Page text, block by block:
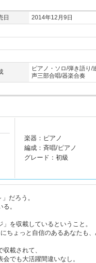
日
2014年12月9日
ピアノ・ソロ/弾き語り/
声三部合唱/器楽合奏
楽器：ピアノ
編成：斉唱/ピアノ
グレード：初級
だろう。
。
を収載しているということ。
ちょっと自信のあるあなたも
載されて、
でも大活躍間違いなし。